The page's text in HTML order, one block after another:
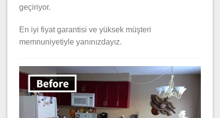
geçiriyor.
En iyi fiyat garantisi ve yüksek müşteri
memnuniyetiyle yanınızdayız.